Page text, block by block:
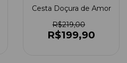
Cesta Doçura de Amor
R$219,00
R$199,90